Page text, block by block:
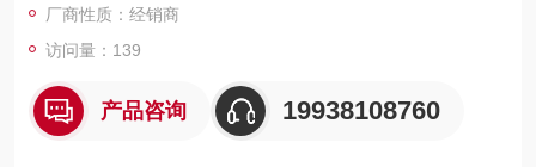
厂商性质：经销商
访问量：139
产品咨询 19938108760